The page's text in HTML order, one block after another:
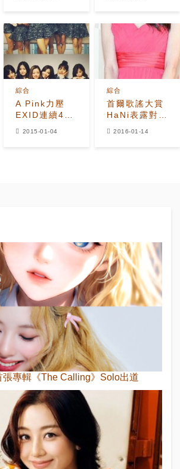
A Pink力壓
EXID連續4周
綜合
2015-01-04
首爾歌謠大賞
HaNi表露對金
綜合
2016-01-14
張專輯《The Calling》Solo出道